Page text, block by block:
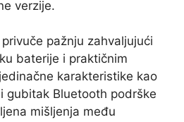
verzije.
pažnju zahvaljujući
baterije i praktičnim
karakteristike kao
gubitak Bluetooth podrške
mišljenja među